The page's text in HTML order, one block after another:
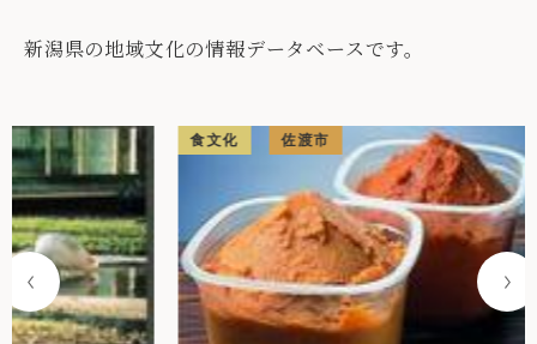
新潟県の地域文化の情報データベースです。
食文化 佐渡市